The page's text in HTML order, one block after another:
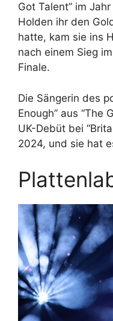
Got Talent” im
Holden ihr den
hatte, kam sie ins
nach einem Sieg
Finale.
Die Sängerin des
Enough” aus “The
UK-Debüt bei
2024, und sie hat